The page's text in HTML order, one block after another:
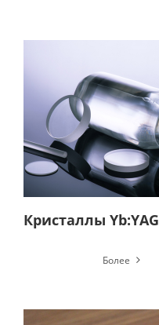
Кристаллы Yb:YAG
Более